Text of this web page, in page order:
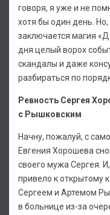
говоря, я уже и не
хотя бы один день. Но,
заключается магия
дня целый ворох
скандалы и даже
разбираться по
Ревность Сергея
с Рышковским
Начну, пожалуй, с
Евгения Хорошева
своего мужа Сергея.
привело к открытому
Сергеем и Артемом
в больнице из-за